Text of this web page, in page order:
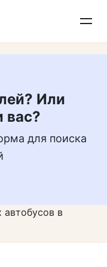
в MAX
Или
вас?
для поиска
в